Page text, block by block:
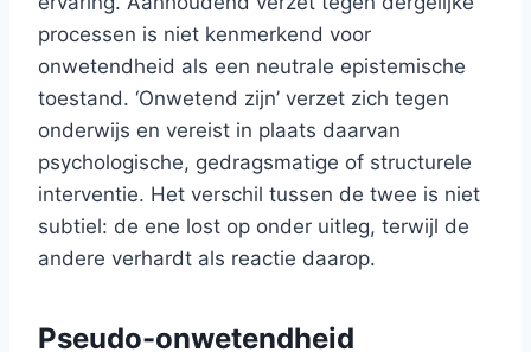
processen is niet kenmerkend voor
onwetendheid als een neutrale epistemische
toestand. ‘Onwetend zijn’ verzet zich tegen
onderwijs en vereist in plaats daarvan
psychologische, gedragsmatige of structurele
interventie. Het verschil tussen de twee is niet
subtiel: de ene lost op onder uitleg, terwijl de
andere verhardt als reactie daarop.
Pseudo-onwetendheid